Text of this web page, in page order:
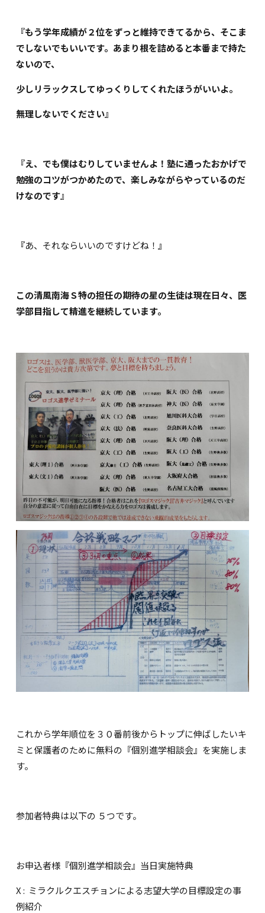
『もう学年成績が２位をずっと維持できてるから、そこま
でしないでもいいです。あまり根を詰めると本番まで持た
ないので、
少しリラックスしてゆっくりしてくれたほうがいいよ。
無理しないでください』
『え、でも僕はむりしていませんよ！塾に通ったおかげで
勉強のコツがつかめたので、楽しみながらやっているのだ
けなのです』
『あ、それならいいのですけどね！ 』
この清風南海Ｓ特の担任の期待の星の生徒は現在日々、医
学部目指して精進を継続しています。
これから学年順位を３０番前後からトップに伸ばしたいキ
ミと保護者のために無料の『個別進学相談会』を実施しま
す。
参加者特典は以下の ５つです。
お申込者様『個別進学相談会』当日実施特典
X : ミラクルクエスチョンによる志望大学の目標設定の事
例紹介